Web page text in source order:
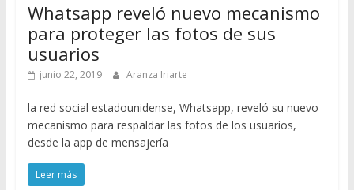
Whatsapp reveló nuevo mecanismo
para proteger las fotos de sus
usuarios
junio 22, 2019 Aranza Iriarte
la red social estadounidense, Whatsapp, reveló su nuevo
mecanismo para respaldar las fotos de los usuarios,
desde la app de mensajería
Leer más